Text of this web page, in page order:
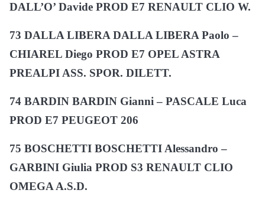
DALL’O’ Davide PROD E7 RENAULT CLIO W.
73 DALLA LIBERA DALLA LIBERA Paolo –
CHIAREL Diego PROD E7 OPEL ASTRA
PREALPI ASS. SPOR. DILETT.
74 BARDIN BARDIN Gianni – PASCALE Luca
PROD E7 PEUGEOT 206
75 BOSCHETTI BOSCHETTI Alessandro –
GARBINI Giulia PROD S3 RENAULT CLIO
OMEGA A.S.D.